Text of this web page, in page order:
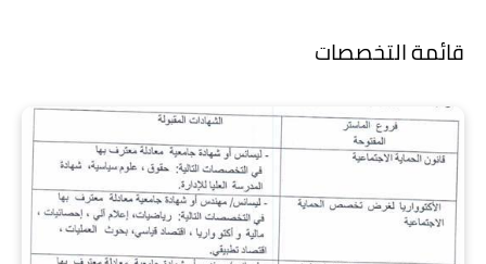
قائمة التخصصات